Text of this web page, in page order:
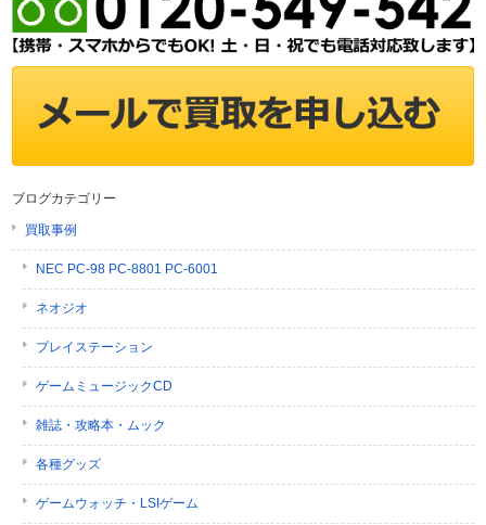
ブログカテゴリー
買取事例
NEC PC-98 PC-8801 PC-6001
ネオジオ
プレイステーション
ゲームミュージックCD
雑誌・攻略本・ムック
各種グッズ
ゲームウォッチ・LSIゲーム